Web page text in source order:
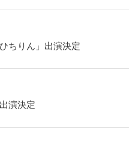
ちりん」出演決定
演決定